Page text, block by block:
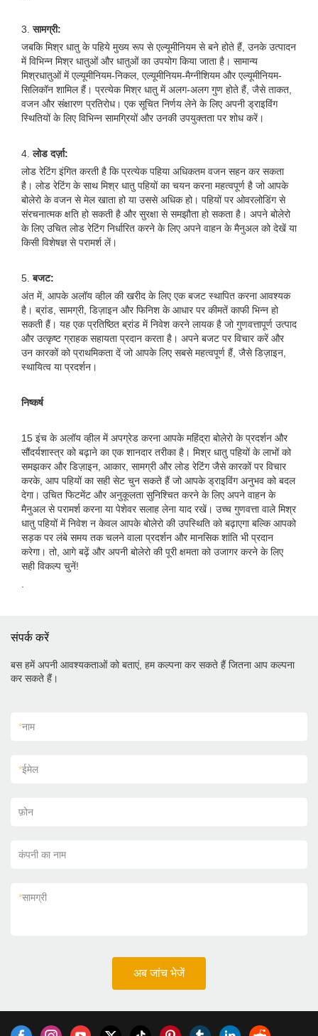
3.सामग्री:
जबकि मिश्र धातु के पहिये मुख्य रूप से एल्यूमीनियम से बने होते हैं, उनके उत्पादन
में विभिन्न मिश्र धातुओं और धातुओं का उपयोग किया जाता है। सामान्य
मिश्रधातुओं में एल्यूमीनियम-निकल, एल्यूमीनियम-मैग्नीशियम और एल्यूमीनियम-
सिलिकॉन शामिल हैं। प्रत्येक मिश्र धातु में अलग-अलग गुण होते हैं, जैसे ताकत,
वजन और संक्षारण प्रतिरोध। एक सूचित निर्णय लेने के लिए अपनी ड्राइविंग
स्थितियों के लिए विभिन्न सामग्रियों और उनकी उपयुक्तता पर शोध करें।
4.लोड दर्ज़ा:
लोड रेटिंग इंगित करती है कि प्रत्येक पहिया अधिकतम वजन सहन कर सकता
है। लोड रेटिंग के साथ मिश्र धातु पहियों का चयन करना महत्वपूर्ण है जो आपके
बोलेरो के वजन से मेल खाता हो या उससे अधिक हो। पहियों पर ओवरलोडिंग से
संरचनात्मक क्षति हो सकती है और सुरक्षा से समझौता हो सकता है। अपने बोलेरो
के लिए उचित लोड रेटिंग निर्धारित करने के लिए अपने वाहन के मैनुअल को देखें या
किसी विशेषज्ञ से परामर्श लें।
5.बजट:
अंत में, आपके अलॉय व्हील की खरीद के लिए एक बजट स्थापित करना आवश्यक
है। ब्रांड, सामग्री, डिज़ाइन और फिनिश के आधार पर कीमतें काफी भिन्न हो
सकती हैं। यह एक प्रतिष्ठित ब्रांड में निवेश करने लायक है जो गुणवत्तापूर्ण उत्पाद
और उत्कृष्ट ग्राहक सहायता प्रदान करता है। अपने बजट पर विचार करें और
उन कारकों को प्राथमिकता दें जो आपके लिए सबसे महत्वपूर्ण हैं, जैसे डिज़ाइन,
स्थायित्व या प्रदर्शन।
निष्कर्ष
15 इंच के अलॉय व्हील में अपग्रेड करना आपके महिंद्रा बोलेरो के प्रदर्शन और
सौंदर्यशास्त्र को बढ़ाने का एक शानदार तरीका है। मिश्र धातु पहियों के लाभों को
समझकर और डिज़ाइन, आकार, सामग्री और लोड रेटिंग जैसे कारकों पर विचार
करके, आप पहियों का सही सेट चुन सकते हैं जो आपके ड्राइविंग अनुभव को बदल
देगा। उचित फिटमेंट और अनुकूलता सुनिश्चित करने के लिए अपने वाहन के
मैनुअल से परामर्श करना या पेशेवर सलाह लेना याद रखें। उच्च गुणवत्ता वाले मिश्र
धातु पहियों में निवेश न केवल आपके बोलेरो की उपस्थिति को बढ़ाएगा बल्कि आपको
सड़क पर लंबे समय तक चलने वाला प्रदर्शन और मानसिक शांति भी प्रदान
करेगा। तो, आगे बढ़ें और अपनी बोलेरो की पूरी क्षमता को उजागर करने के लिए
सही विकल्प चुनें!
संपर्क करें
बस हमें अपनी आवश्यकताओं को बताएं, हम कल्पना कर सकते हैं जितना आप कल्पना
कर सकते हैं।
*नाम
*ईमेल
फ़ोन
कंपनी का नाम
*सामग्री
अब जांच भेजें